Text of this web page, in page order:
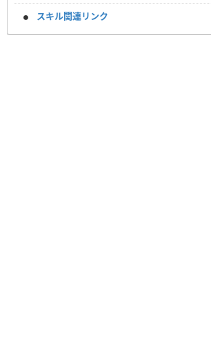
スキル関連リンク